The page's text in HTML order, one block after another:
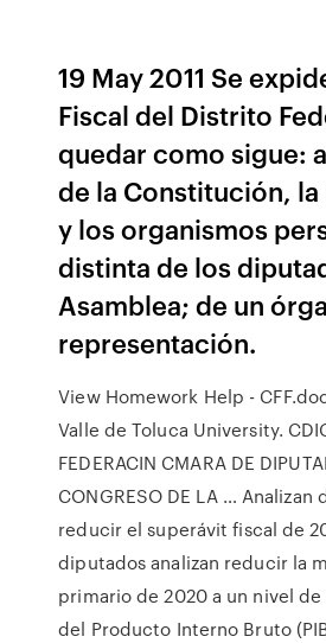
19 May 2011 Se
Fiscal del Distrito
quedar como sigue:
de la Constitución,
y los organismos
distinta de los
Asamblea; de un
representación.
View Homework Help -
Valle de Toluca University.
FEDERACIN CMARA DE
CONGRESO DE LA … Analizan
reducir el superávit fiscal de
diputados analizan reducir la
primario de 2020 a un nivel
del Producto Interno Bruto